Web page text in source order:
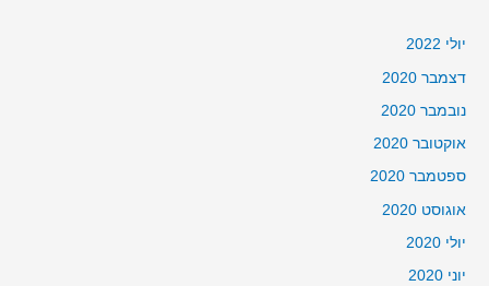
יולי 2022
דצמבר 2020
נובמבר 2020
אוקטובר 2020
ספטמבר 2020
אוגוסט 2020
יולי 2020
יוני 2020